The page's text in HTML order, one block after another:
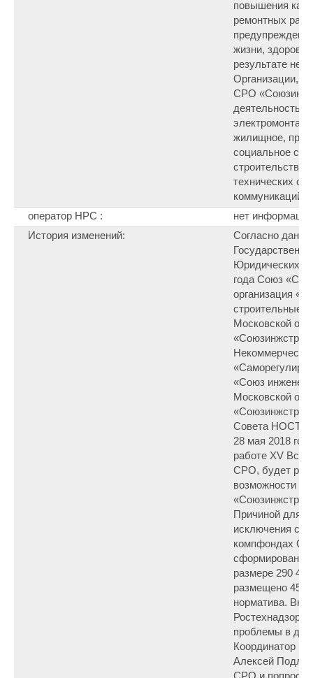
повышения
ремонтных
жизни,
результате
Организации,
СРО
деятельность
жилищное,
социальное
строительство
технических
коммуникаций,
оператор НРС :
нет информации
История изменений:
Согласно
Юридических
года Союз
организация
строительные
Московской
«Союз
Московской
Совета
28 мая 2018
работе XV
СРО, будет
возможности
Причиной для
исключения
компфондах
размере 290
размещено 45
норматива.
Ростехнадзора
проблемы в
Координатор
Алексей